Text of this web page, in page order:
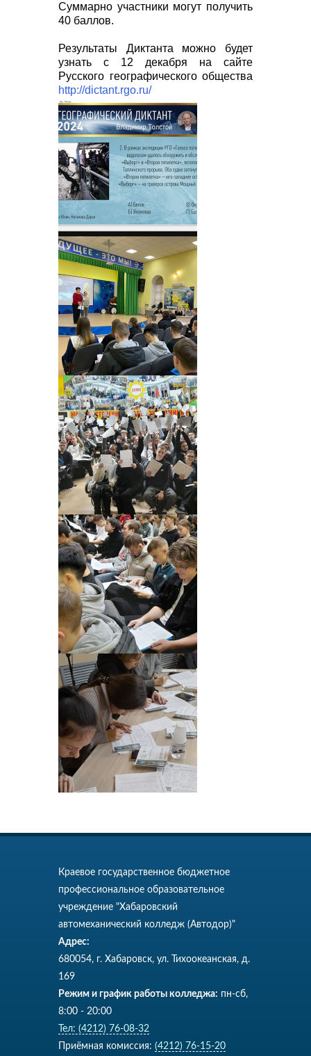
Суммарно участники могут получить
40 баллов.
Результаты Диктанта можно будет
узнать с 12 декабря на сайте
Русского географического общества
http://dictant.rgo.ru/
Краевое государственное бюджетное
профессиональное образовательное
учреждение "Хабаровский
автомеханический колледж (Автодор)"
Адрес:
680054, г. Хабаровск, ул. Тихоокеанская, д.
169
Режим и график работы колледжа: пн-сб,
8:00 - 20:00
Тел: (4212) 76-08-32
Приёмная комиссия: (4212) 76-15-20